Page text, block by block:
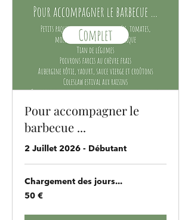
Pour accompagner le
barbecue ...
2 Juillet 2026 - Débutant
Chargement des jours...
50
euros
50 €